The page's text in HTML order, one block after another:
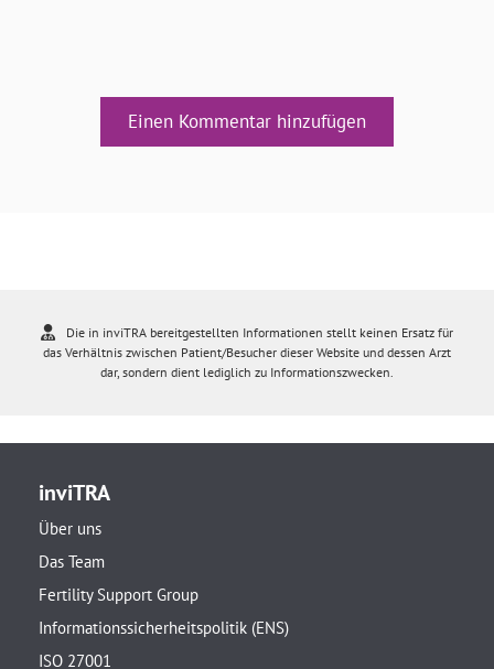
Einen Kommentar hinzufügen
Die in inviTRA bereitgestellten Informationen stellt keinen Ersatz für
das Verhältnis zwischen Patient/Besucher dieser Website und dessen Arzt
dar, sondern dient lediglich zu Informationszwecken.
inviTRA
Über uns
Das Team
Fertility Support Group
Informationssicherheitspolitik (ENS)
ISO 27001